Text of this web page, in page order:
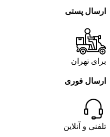
ارسال پستی
برای تهران
ارسال فوری
تلفنی و آنلاین